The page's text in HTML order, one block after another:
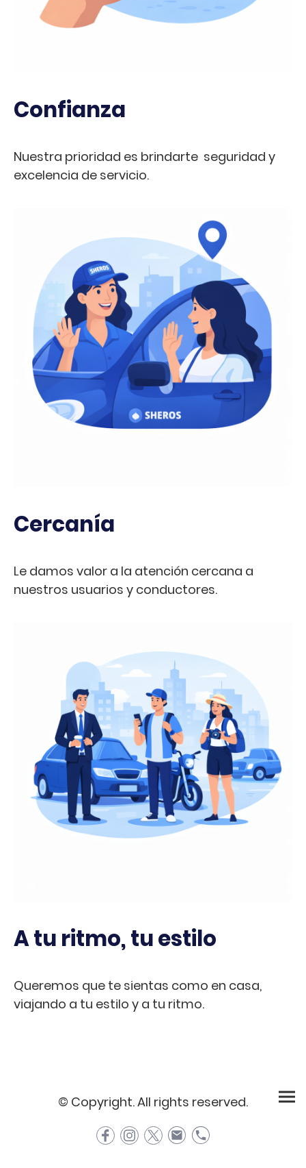
Confianza
Nuestra prioridad es brindarte seguridad y
excelencia de servicio.
Cercanía
Le damos valor a la atención cercana a
nuestros usuarios y conductores.
A tu ritmo, tu estilo
Queremos que te sientas como en casa,
viajando a tu estilo y a tu ritmo.
© Copyright. All rights reserved.